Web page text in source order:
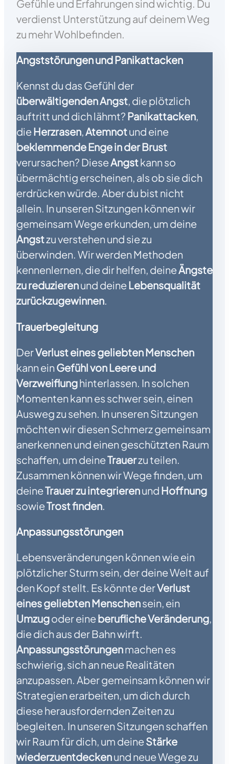
Gefühle und Erfahrungen sind wichtig. Du
verdienst Unterstützung auf deinem Weg
zu mehr Wohlbefinden.
Angststörungen und Panikattacken
Kennst du das Gefühl der
überwältigenden Angst, die plötzlich
auftritt und dich lähmt? Panikattacken,
dieHerzrasen,Atemnotund eine
beklemmende Enge in der Brust
verursachen? DieseAngstkann so
übermächtig erscheinen, als ob sie dich
erdrücken würde. Aber du bist nicht
allein. In unseren Sitzungen können wir
gemeinsam Wege erkunden, um deine
Angstzu verstehen und sie zu
überwinden. Wir werden Methoden
kennenlernen, die dir helfen, deineÄngste
zu reduzierenund deineLebensqualität
zurückzugewinnen.
Trauerbegleitung
DerVerlust eines geliebten Menschen
kann ein Gefühl von Leere und
Verzweiflunghinterlassen. In solchen
Momenten kann es schwer sein, einen
Ausweg zu sehen. In unseren Sitzungen
möchten wir diesen Schmerz gemeinsam
anerkennen und einen geschützten Raum
schaffen, um deineTrauerzu teilen.
Zusammen können wir Wege finden, um
deineTrauer zu integrierenund Hoffnung
sowieTrost finden.
Anpassungsstörungen
Lebensveränderungen können wie ein
plötzlicher Sturm sein, der deine Welt auf
den Kopf stellt. Es könnte derVerlust
eines geliebten Menschensein, ein
Umzugoder eineberufliche Veränderung,
die dich aus der Bahn wirft.
Anpassungsstörungenmachen es
schwierig, sich an neue Realitäten
anzupassen. Aber gemeinsam können wir
Strategien erarbeiten, um dich durch
diese herausfordernden Zeiten zu
begleiten. In unseren Sitzungen schaffen
wir Raum für dich, um deineStärke
wiederzuentdeckenund neue Wege zu